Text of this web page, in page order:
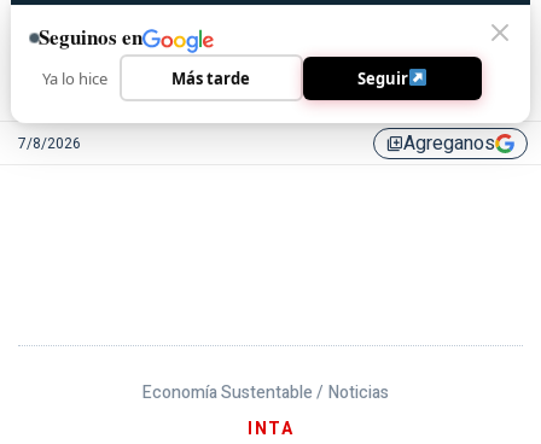
7/8/2026 library_addAgreganos
Economía Sustentable / Noticias
INTA
Seguinos en
Ya lo hice Más tarde Seguir